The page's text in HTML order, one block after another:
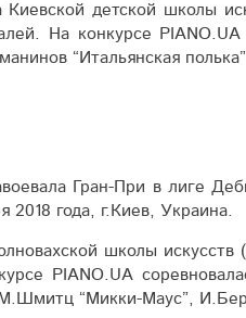
детской школы
На конкурсе
“Итальянская
Гран-При в лиге
2018 года, г.Киев, Украина.
школы искусств
PIANO.UA
“Микки-Маус”,